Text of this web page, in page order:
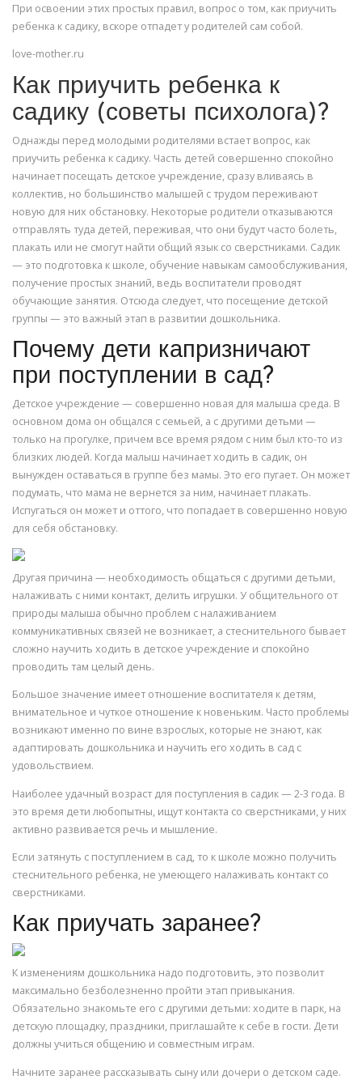
При освоении этих простых правил, вопрос о том, как приучить
ребенка к садику, вскоре отпадет у родителей сам собой.
love-mother.ru
Как приучить ребенка к
садику (советы психолога)?
Однажды перед молодыми родителями встает вопрос, как
приучить ребенка к садику. Часть детей совершенно спокойно
начинает посещать детское учреждение, сразу вливаясь в
коллектив, но большинство малышей с трудом переживают
новую для них обстановку. Некоторые родители отказываются
отправлять туда детей, переживая, что они будут часто болеть,
плакать или не смогут найти общий язык со сверстниками. Садик
— это подготовка к школе, обучение навыкам самообслуживания,
получение простых знаний, ведь воспитатели проводят
обучающие занятия. Отсюда следует, что посещение детской
группы — это важный этап в развитии дошкольника.
Почему дети капризничают
при поступлении в сад?
Детское учреждение — совершенно новая для малыша среда. В
основном дома он общался с семьей, а с другими детьми —
только на прогулке, причем все время рядом с ним был кто-то из
близких людей. Когда малыш начинает ходить в садик, он
вынужден оставаться в группе без мамы. Это его пугает. Он может
подумать, что мама не вернется за ним, начинает плакать.
Испугаться он может и оттого, что попадает в совершенно новую
для себя обстановку.
Другая причина — необходимость общаться с другими детьми,
налаживать с ними контакт, делить игрушки. У общительного от
природы малыша обычно проблем с налаживанием
коммуникативных связей не возникает, а стеснительного бывает
сложно научить ходить в детское учреждение и спокойно
проводить там целый день.
Большое значение имеет отношение воспитателя к детям,
внимательное и чуткое отношение к новеньким. Часто проблемы
возникают именно по вине взрослых, которые не знают, как
адаптировать дошкольника и научить его ходить в сад с
удовольствием.
Наиболее удачный возраст для поступления в садик — 2-3 года. В
это время дети любопытны, ищут контакта со сверстниками, у них
активно развивается речь и мышление.
Если затянуть с поступлением в сад, то к школе можно получить
стеснительного ребенка, не умеющего налаживать контакт со
сверстниками.
Как приучать заранее?
К изменениям дошкольника надо подготовить, это позволит
максимально безболезненно пройти этап привыкания.
Обязательно знакомьте его с другими детьми: ходите в парк, на
детскую площадку, праздники, приглашайте к себе в гости. Дети
должны учиться общению и совместным играм.
Начните заранее рассказывать сыну или дочери о детском саде.